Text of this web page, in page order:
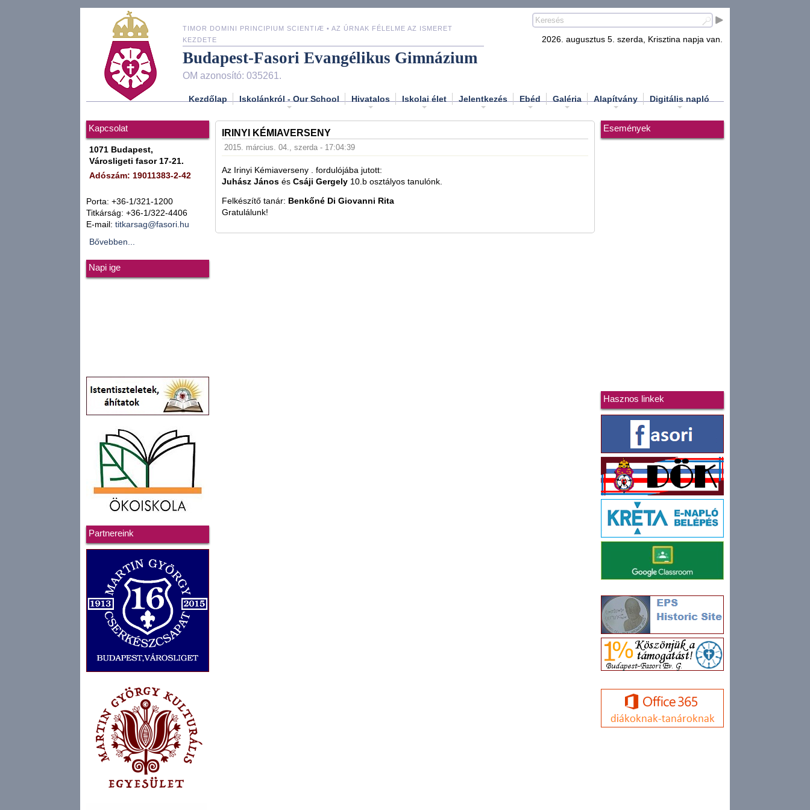
TIMOR DOMINI PRINCIPIUM SCIENTIÆ • AZ ÚRNAK FÉLELME AZ ISMERET
KEZDETE
Budapest-Fasori Evangélikus Gimnázium
OM azonosító: 035261.
2026. augusztus 5. szerda, Krisztina napja van.
Kezdőlap Iskolánkról - Our School Hivatalos Iskolai élet Jelentkezés Ebéd Galéria Alapítvány Digitális napló
Kapcsolat
1071 Budapest,
Városligeti fasor 17-21.
Adószám: 19011383-2-42
Porta: +36-1/321-1200
Titkárság: +36-1/322-4406
E-mail: titkarsag@fasori.hu
Bővebben...
Napi ige
Partnereink
IRINYI KÉMIAVERSENY
2015. március. 04., szerda - 17:04:39
Az Irinyi Kémiaverseny . fordulójába jutott:
Juhász János és Csáji Gergely 10.b osztályos tanulónk.
Felkészítő tanár: Benkőné Di Giovanni Rita
Gratulálunk!
Események
Hasznos linkek